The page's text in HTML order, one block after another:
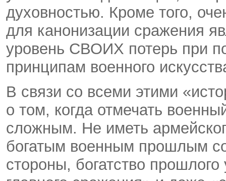
духовностью. Кроме того,
для канонизации сражения
уровень СВОИХ потерь при
принципам военного
В связи со всеми этими
о том, когда отмечать
сложным. Не иметь
богатым военным прошлым
стороны, богатство